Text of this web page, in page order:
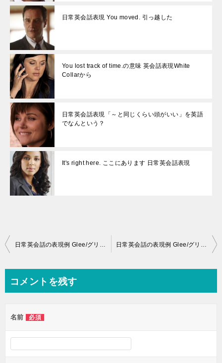
日常英会話表現 You moved. 引っ越した
You lost track of time.の意味 英会話表現White
Collarから
日常英会話表現「～と同じくらい頭がいい」を英語
でなんという？
It's right here. ここにあります 日常英会話表現
投
ビ
ー
シ
日常英会話の表現例 Glee/グリー シーズン1第1話Part 4 日常英会話の表現例 Glee/グリー シーズン1第1話Part 5
コメントを残す
名前 必須